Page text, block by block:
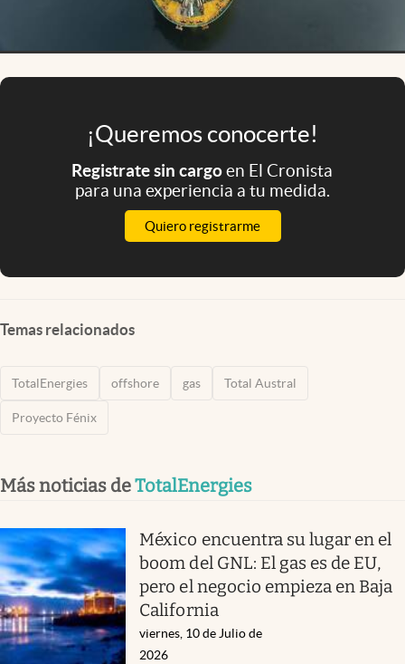
Argentina
¡Queremos conocerte!
Registrate sin cargoen El Cronista
para una experiencia a tu medida.
Quiero registrarme
Temas relacionados
TotalEnergies offshore gas Total Austral
Proyecto Fénix
Más noticias deTotalEnergies
México encuentra su lugar en el
boom del GNL: El gas es de EU,
pero el negocio empieza en Baja
California
viernes, 10 de Julio de
2026